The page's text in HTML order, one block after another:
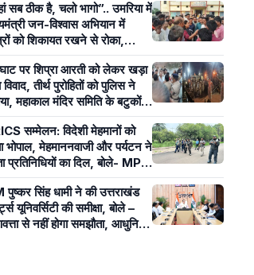
सब ठीक है, चलो भागो”.. उमरिया में
जन-विश्वास अभियान में
रखने से रोका,
सचिव पर लगे आरोप
पर शिप्रा आरती को लेकर खड़ा
तीर्थ पुरोहितों को पुलिस ने
महाकाल मंदिर समिति के बटुकों ने
आरती
सम्मेलन: विदेशी मेहमानों को
भोपाल, मेहमाननवाजी और पर्यटन ने
प्रतिनिधियों का दिल, बोले- MP
हमेशा रहेगा याद
पुष्कर सिंह धामी ने की उत्तराखंड
यूनिवर्सिटी की समीक्षा, बोले –
से नहीं होगा समझौता, आधुनिक